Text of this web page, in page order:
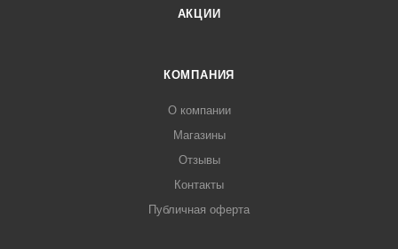
АКЦИИ
КОМПАНИЯ
О компании
Магазины
Отзывы
Контакты
Публичная оферта